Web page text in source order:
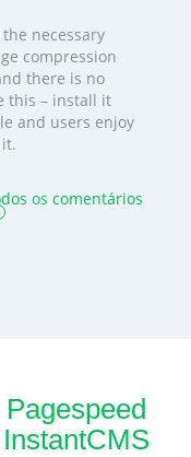
necessary
compression
there is no
this – install it
and users enjoy
os comentários